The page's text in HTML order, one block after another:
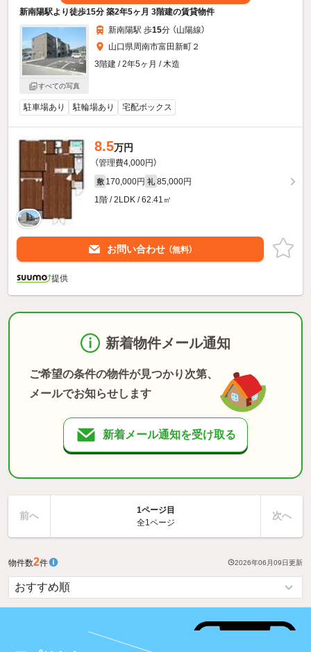
新南陽駅より徒歩15分 築2年5ヶ月 3階建の賃貸物件
すべての写真
新南陽駅 歩15分 （山陽線）
山口県周南市富田新町２
3階建 / 2年5ヶ月 / 木造
駐車場あり 駐輪場あり 宅配ボックス
8.5万円
（管理費4,000円）
敷 170,000円 礼 85,000円
1階 / 2LDK / 62.41㎡
お問い合わせ （無料）
提供
新着物件メール通知
ご希望の条件の物件が見つかり次第、
メールでお知らせします
新着メール通知を受け取る
前へ
1ページ目
全1ページ
次へ
物件数2件 2026年06月09日更新